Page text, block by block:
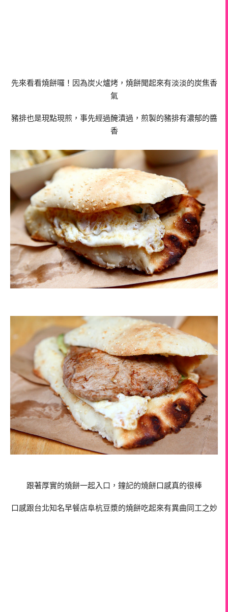
先來看看燒餅囉！因為炭火爐烤，燒餅聞起來有淡淡的炭焦香
氣
豬排也是現點現煎，事先經過醃漬過，煎製的豬排有濃郁的醬
香
跟著厚實的燒餅一起入口，鐘記的燒餅口感真的很棒
口感跟台北知名早餐店阜杭豆漿的燒餅吃起來有異曲同工之妙